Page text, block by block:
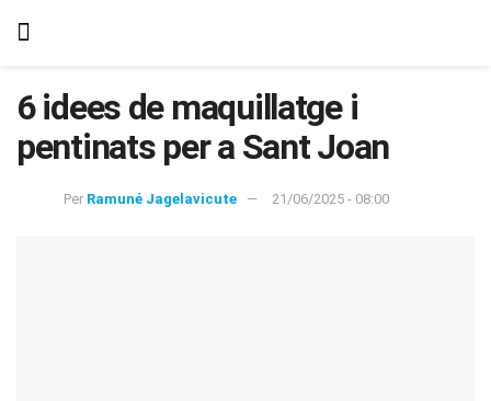
6 idees de maquillatge i
pentinats per a Sant Joan
Per Ramuné Jagelavicute 21/06/2025 - 08:00